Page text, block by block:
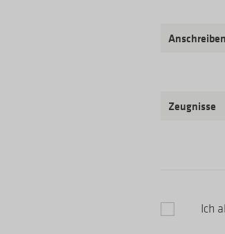
Zeugnisse
Ich